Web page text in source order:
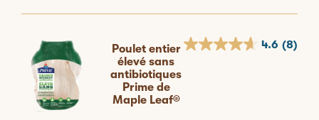
Poulet entier
élevé sans
antibiotiques
Prime de
Maple Leaf®
4.6 (8)